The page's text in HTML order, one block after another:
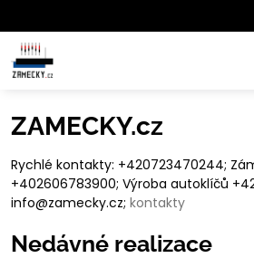
ZAMECKY.cz
Rychlé kontakty: +420723470244;
+402606783900; Výroba autoklíčů
info@zamecky.cz; kontakty
Nedávné realizace